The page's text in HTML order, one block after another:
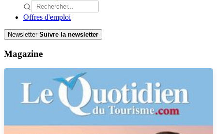
Offres d'emploi
Newsletter Suivre la newsletter
Magazine